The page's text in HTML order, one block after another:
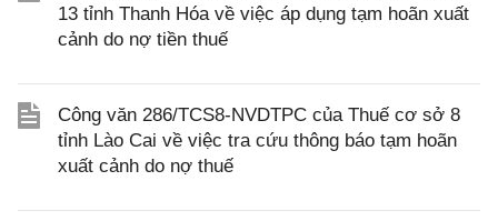
13 tỉnh Thanh Hóa về việc áp dụng tạm hoãn xuất
cảnh do nợ tiền thuế
Công văn 286/TCS8-NVDTPC của Thuế cơ sở 8
tỉnh Lào Cai về việc tra cứu thông báo tạm hoãn
xuất cảnh do nợ thuế